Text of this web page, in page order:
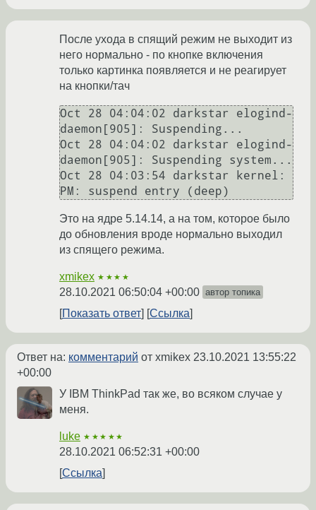
После ухода в спящий режим не выходит из
него нормально - по кнопке включения
только картинка появляется и не реагирует
на кнопки/тач
Oct 28 04:04:02 darkstar elogind-
daemon[905]: Suspending...
Oct 28 04:04:02 darkstar elogind-
daemon[905]: Suspending system...
Oct 28 04:03:54 darkstar kernel:
Это на ядре 5.14.14, а на том, которое было
до обновления вроде нормально выходил
из спящего режима.
xmikex ★★★★
28.10.2021 06:50:04 +00:00 автор топика
Показать ответ Ссылка
Ответ на: комментарий от xmikex 23.10.2021 13:55:22
+00:00
У IBM ThinkPad так же, во всяком случае у
меня.
luke ★★★★★
28.10.2021 06:52:31 +00:00
Ссылка